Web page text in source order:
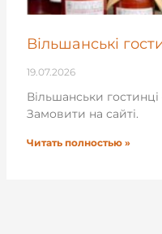
Вільшанські
19.07.2026
Вільшанськи
Замовити на сайті.
Читать полностью »